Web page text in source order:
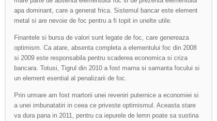
apa dominant, care a generat frica. Sistemul bancar este element
metal si are nevoie de foc pentru a fi topit in unelte utile.
Finantele si bursa de valori sunt legate de foc, care genereaza
optimism. Ca atare, absenta completa a elementului foc din 2008
si 2009 este responsabila pentru scaderea economica si criza
bancara. Totusi, Tigrul din 2010 a fost mama si samanta focului si
un element esential al penalizarii de foc.
Prin urmare am fost martorii unei reveniri puternice a economiei si
a unei imbunatatiri in ceea ce priveste optimismul. Aceasta stare
va dura pana in 2011, pentru ca iepurele de lemn poate sa sustina